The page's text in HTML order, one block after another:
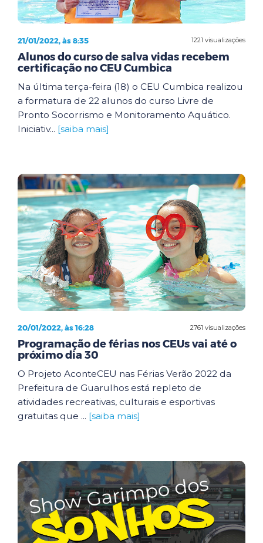
1221 visualizações
21/01/2022, às 8:35
Alunos do curso de salva vidas recebem
certificação no CEU Cumbica
Na última terça-feira (18) o CEU Cumbica realizou
a formatura de 22 alunos do curso Livre de
Pronto Socorrismo e Monitoramento Aquático.
Iniciativ... [saiba mais]
2761 visualizações
20/01/2022, às 16:28
Programação de férias nos CEUs vai até o
próximo dia 30
O Projeto AconteCEU nas Férias Verão 2022 da
Prefeitura de Guarulhos está repleto de
atividades recreativas, culturais e esportivas
gratuitas que ... [saiba mais]